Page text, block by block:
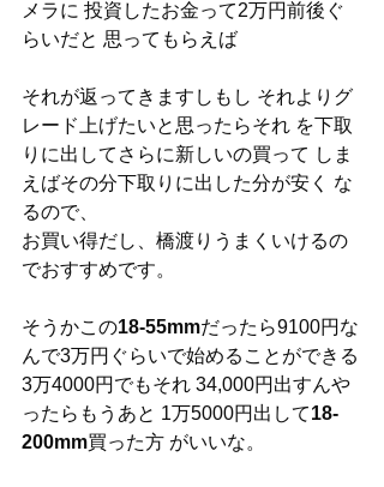
メラに 投資したお金って2万円前後ぐ
らいだと 思ってもらえば
それが返ってきますしもし それよりグ
レード上げたいと思ったらそれ を下取
りに出してさらに新しいの買って しま
えばその分下取りに出した分が安く な
るので、
お買い得だし、橋渡りうまくいけるの
でおすすめです。
そうかこの18-55mmだったら9100円な
んで3万円ぐらいで始めることができる
3万4000円でもそれ 34,000円出すんや
ったらもうあと 1万5000円出して18-
200mm買った方 がいいな。